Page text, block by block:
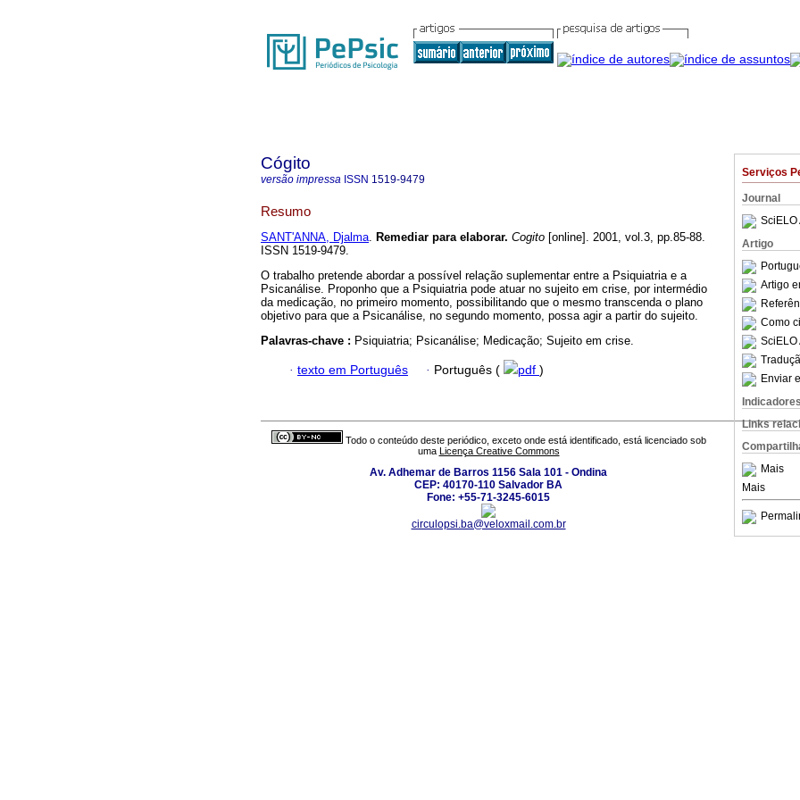
Serviços
Journal
SciELO
Artigo
Artigo
Como
SciELO
Enviar
Indicadores
Links
Mais
Mais
Cógito
versão impressa ISSN 1519-9479
Resumo
SANT'ANNA, Djalma. Remediar para elaborar. Cogito [online]. 2001, vol.3, pp.85-88.
ISSN 1519-9479.
O trabalho pretende abordar a possível relação suplementar entre a Psiquiatria e a
Psicanálise. Proponho que a Psiquiatria pode atuar no sujeito em crise, por intermédio
da medicação, no primeiro momento, possibilitando que o mesmo transcenda o plano
objetivo para que a Psicanálise, no segundo momento, possa agir a partir do sujeito.
Palavras-chave : Psiquiatria; Psicanálise; Medicação; Sujeito em crise.
· texto em Português · Português ( pdf )
Todo o conteúdo deste periódico, exceto onde está identificado, está licenciado sob
uma Licença Creative Commons
Av. Adhemar de Barros 1156 Sala 101 - Ondina
CEP: 40170-110 Salvador BA
Fone: +55-71-3245-6015
circulopsi.ba@veloxmail.com.br